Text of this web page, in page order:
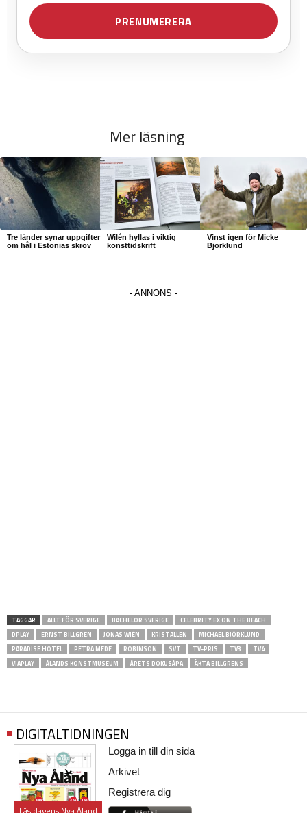
Mer läsning
Tre länder synar uppgifter
om hål i Estonias skrov
Wilén hyllas i viktig
konsttidskrift
Vinst igen för Micke
Björklund
TAGGAR ALLT FÖR SVERIGE BACHELOR SVERIGE
CELEBRITY EX ON THE BEACH
DPLAY
ERNST BILLGREN JONAS WIÉN KRISTALLEN
MICHAEL BJÖRKLUND
PARADISE HOTEL
PETRA MEDE ROBINSON SVT TV-PRIS TV3
TV4
VIAPLAY
ÅLANDS KONSTMUSEUM ÅRETS DOKUSÅPA ÄKTA BILLGRENS
DIGITALTIDNINGEN
Logga in till din sida
Arkivet
Registrera dig